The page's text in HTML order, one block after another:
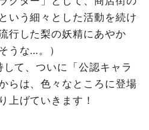
いう細々とした活動を続け
行した梨の妖精にあやか
うな…。）
て、ついに「公認キャラ
らは、色々なところに登場
上げていきます！